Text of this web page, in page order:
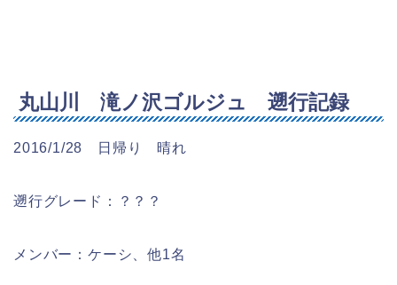
丸山川 滝ノ沢ゴルジュ 遡行記録
2016/1/28 日帰り 晴れ
遡行グレード：？？？
メンバー：ケーシ、他1名